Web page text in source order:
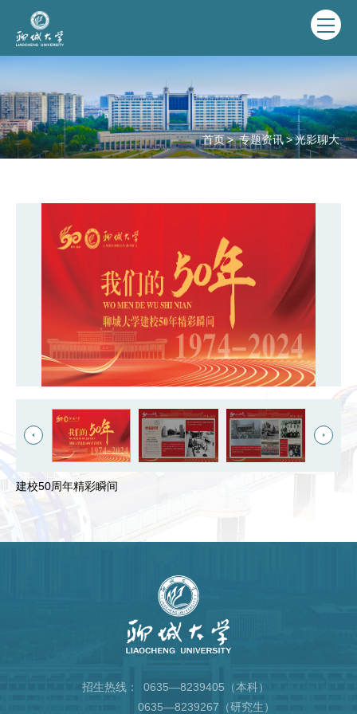
首页 > 专题资讯>光影聊大
建校50周年精彩瞬间
招生热线：
0635—8239405（本科）
0635—8239267（研究生）